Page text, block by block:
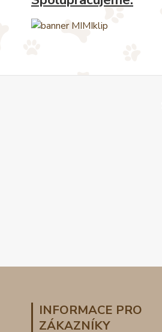
INFORMACE PRO
ZÁKAZNÍKY